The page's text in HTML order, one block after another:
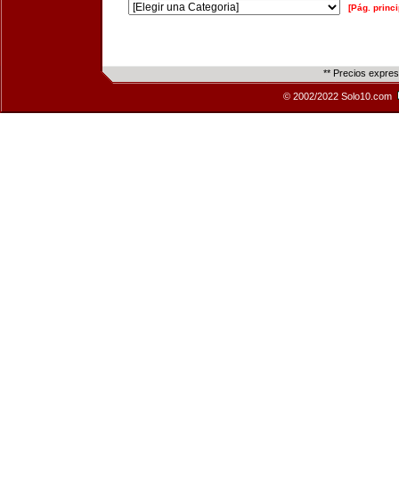
[Pág.
** Precios
© 2002/2022 Solo10.com